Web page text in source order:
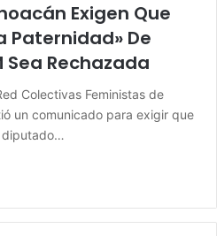
Exigen Que
Paternidad» De
Sea Rechazada
Colectivas Feministas de
un comunicado para exigir que
diputado…